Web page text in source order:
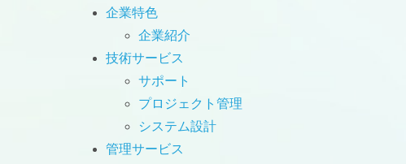
企業特色
企業紹介
技術サービス
サポート
プロジェクト管理
システム設計
管理サービス